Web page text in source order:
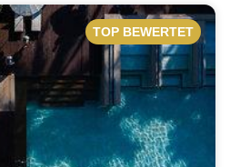
TOP BEWERTET